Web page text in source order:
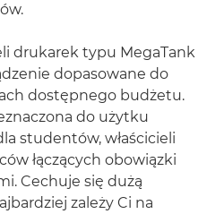
drukarek typu MegaTank
dopasowane do
dostępnego budżetu.
do użytku
studentów, właścicieli
łączących obowiązki
Cechuje się dużą
zależy Ci na